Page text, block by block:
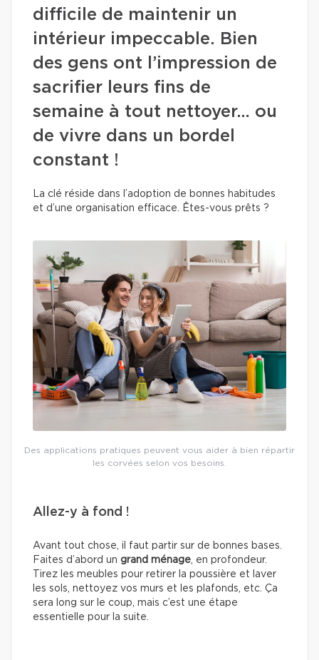
difficile de maintenir un
intérieur impeccable. Bien
des gens ont l’impression de
sacrifier leurs fins de
semaine à tout nettoyer… ou
de vivre dans un bordel
constant !
La clé réside dans l’adoption de bonnes habitudes
et d’une organisation efficace. Êtes-vous prêts ?
Des applications pratiques peuvent vous aider à bien répartir
les corvées selon vos besoins.
Allez-y à fond !
Avant tout chose, il faut partir sur de bonnes bases.
Faites d’abord un grand ménage , en profondeur.
Tirez les meubles pour retirer la poussière et laver
les sols, nettoyez vos murs et les plafonds, etc. Ça
sera long sur le coup, mais c’est une étape
essentielle pour la suite.